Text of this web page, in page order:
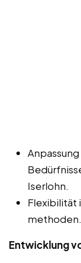
Iserlohn.
Flexibilität
methoden.
Entwicklung